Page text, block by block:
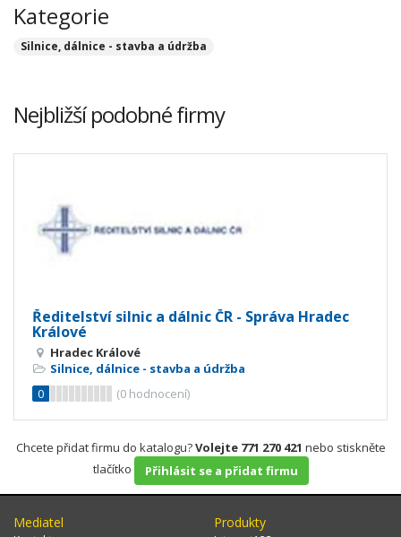
Kategorie
Silnice, dálnice - stavba a údržba
Nejbližší podobné firmy
Ředitelství silnic a dálnic ČR - Správa Hradec
Králové
Hradec Králové
Silnice, dálnice - stavba a údržba
0
(0 hodnocení)
Chcete přidat firmu do katalogu?Volejte 771 270 421 nebo stiskněte
tlačítko
Přihlásit se a přidat firmu
Mediatel Produkty